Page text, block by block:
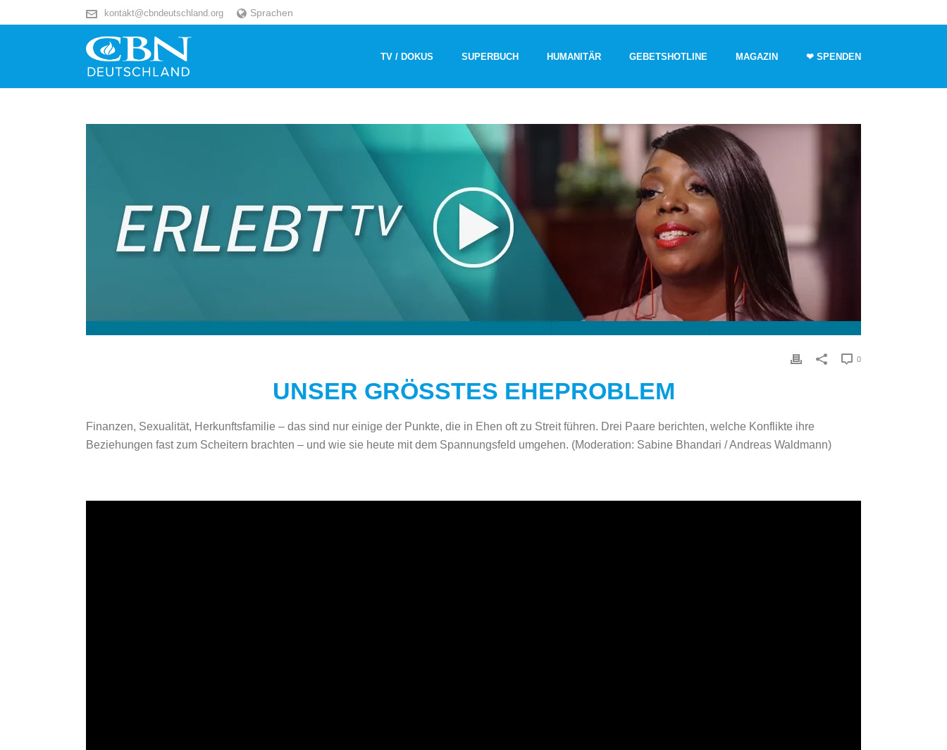
kontakt@cbndeutschland.org Sprachen
TV / DOKUS SUPERBUCH HUMANITÄR GEBETSHOTLINE MAGAZIN ❤ SPENDEN
0
UNSER GRÖSSTES EHEPROBLEM
Finanzen, Sexualität, Herkunftsfamilie – das sind nur einige der Punkte, die in Ehen oft zu Streit führen. Drei Paare berichten, welche Konflikte ihre
Beziehungen fast zum Scheitern brachten – und wie sie heute mit dem Spannungsfeld umgehen. (Moderation: Sabine Bhandari / Andreas Waldmann)